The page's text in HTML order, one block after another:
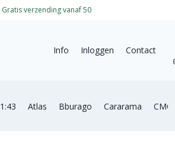
Gratis verzending vanaf 50
Info Inloggen
Contact
1:43 Atlas Bburago Cararama CMC